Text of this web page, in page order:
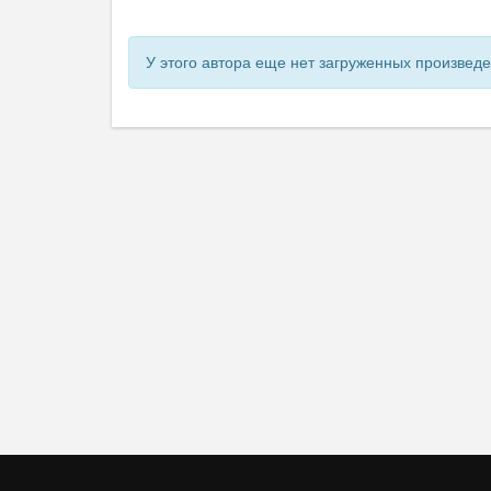
У этого автора еще нет загруженных